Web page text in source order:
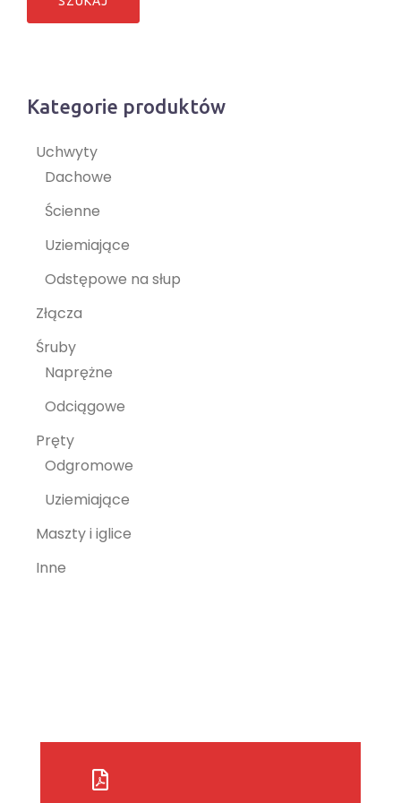
Kategorie produktów
Uchwyty
Dachowe
Ścienne
Uziemiające
Odstępowe na słup
Złącza
Śruby
Naprężne
Odciągowe
Pręty
Odgromowe
Uziemiające
Maszty i iglice
Inne